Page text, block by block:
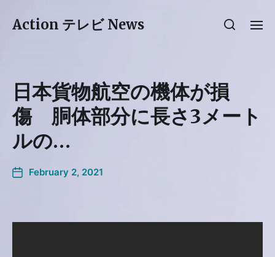
Action テレビ News
日本貨物航空の機体が損
傷 胴体部分に長さ3メート
ルの…
February 2, 2021